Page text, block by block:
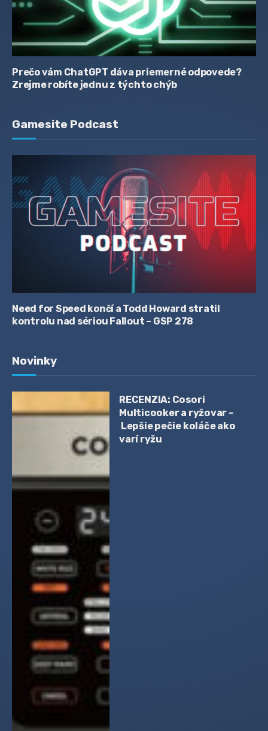
Prečo vám ChatGPT dáva priemerné odpovede?
Zrejme robíte jednu z týchto chýb
Gamesite Podcast
Need for Speed končí a Todd Howard stratil
kontrolu nad sériou Fallout – GSP 278
Novinky
RECENZIA: Cosori
Multicooker a ryžovar –
Lepšie pečie koláče ako
varí ryžu